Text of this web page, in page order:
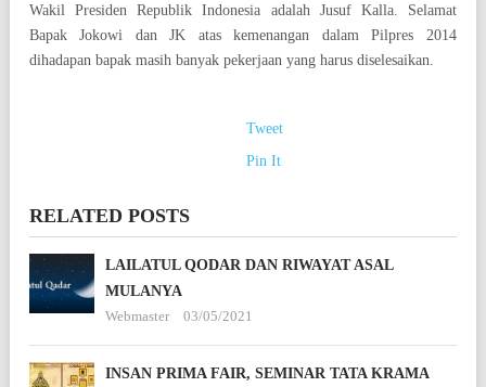
Wakil Presiden Republik Indonesia adalah Jusuf Kalla. Selamat
Bapak Jokowi dan JK atas kemenangan dalam Pilpres 2014
dihadapan bapak masih banyak pekerjaan yang harus diselesaikan.
Tweet
Pin It
RELATED POSTS
LAILATUL QODAR DAN RIWAYAT ASAL
MULANYA
Webmaster
03/05/2021
INSAN PRIMA FAIR, SEMINAR TATA KRAMA